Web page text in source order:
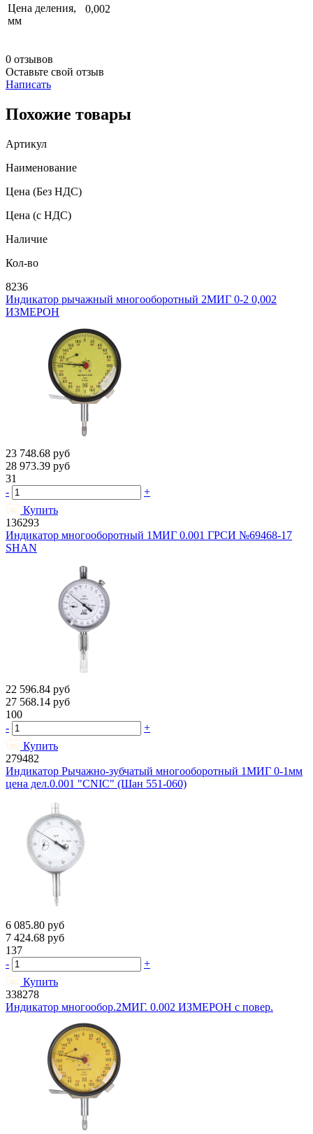
Цена деления,
мм
0,002
0 отзывов
Оставьте свой отзыв
Написать
Похожие товары
Артикул
Наименование
Цена (Без НДС)
Цена (с НДС)
Наличие
Кол-во
8236
Индикатор рычажный многооборотный 2МИГ 0-2 0,002
ИЗМЕРОН
23 748.68 руб
28 973.39 руб
31
-
+
Купить
136293
Индикатор многооборотный 1МИГ 0.001 ГРСИ №69468-17
SHAN
22 596.84 руб
27 568.14 руб
100
-
+
Купить
279482
Индикатор Рычажно-зубчатый многооборотный 1МИГ 0-1мм
цена дел.0.001 "CNIC" (Шан 551-060)
6 085.80 руб
7 424.68 руб
137
-
+
Купить
338278
Индикатор многообор.2МИГ. 0.002 ИЗМЕРОН с повер.